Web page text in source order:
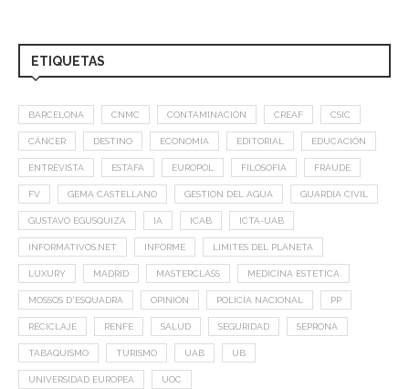
ETIQUETAS
BARCELONA CNMC CONTAMINACIÓN CREAF CSIC
CÁNCER DESTINO ECONOMÍA EDITORIAL EDUCACIÓN
ENTREVISTA ESTAFA EUROPOL FILOSOFÍA FRAUDE
FV GEMA CASTELLANO GESTION DEL AGUA GUARDIA CIVIL
GUSTAVO EGUSQUIZA IA ICAB ICTA-UAB
INFORMATIVOS.NET INFORME LIMITES DEL PLANETA
LUXURY MADRID MASTERCLASS MEDICINA ESTÉTICA
MOSSOS D'ESQUADRA OPINIÓN POLICÍA NACIONAL PP
RECICLAJE RENFE SALUD SEGURIDAD SEPRONA
TABAQUISMO TURISMO UAB UB
UNIVERSIDAD EUROPEA UOC